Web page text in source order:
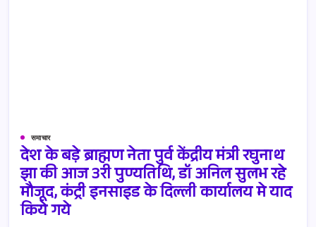
समाचार
देश के बड़े ब्राह्मण नेता पुर्व केंद्रीय मंत्री रघुनाथ
झा की आज 3री पुण्यतिथि, डॉ अनिल सुलभ रहे
मौजूद, कंट्री इनसाइड के दिल्ली कार्यालय मे याद
किये गये